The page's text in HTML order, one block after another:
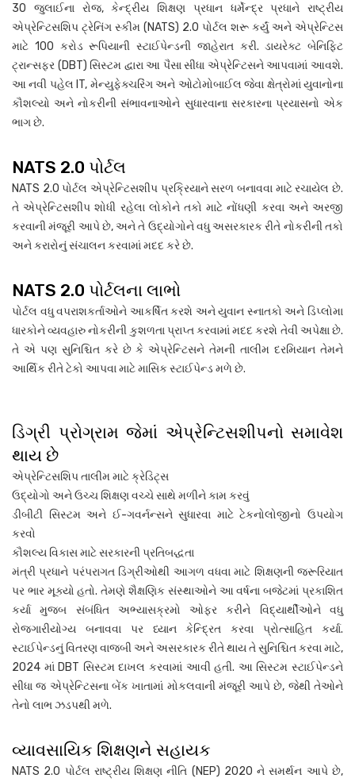
30 જુલાઈના રોજ, કેન્દ્રીય શિક્ષણ પ્રધાન ધર્મેન્દ્ર પ્રધાને રાષ્ટ્રીય
એપ્રેન્ટિસશિપ ટ્રેનિંગ સ્કીમ (NATS) 2.0 પોર્ટલ શરૂ કર્યું અને એપ્રેન્ટિસ
માટે 100 કરોડ રૂપિયાની સ્ટાઈપેન્ડની જાહેરાત કરી. ડાયરેક્ટ બેનિફિટ
ટ્રાન્સફર (DBT) સિસ્ટમ દ્વારા આ પૈસા સીધા એપ્રેન્ટિસને આપવામાં આવશે.
આ નવી પહેલ IT, મેન્યુફેક્ચરિંગ અને ઓટોમોબાઈલ જેવા ક્ષેત્રોમાં યુવાનોના
કૌશલ્યો અને નોકરીની સંભાવનાઓને સુધારવાના સરકારના પ્રયાસનો એક
ભાગ છે.
NATS 2.0 પોર્ટલ
NATS 2.0 પોર્ટલ એપ્રેન્ટિસશીપ પ્રક્રિયાને સરળ બનાવવા માટે રચાયેલ છે.
તે એપ્રેન્ટિસશીપ શોધી રહેલા લોકોને તકો માટે નોંધણી કરવા અને અરજી
કરવાની મંજૂરી આપે છે, અને તે ઉદ્યોગોને વધુ અસરકારક રીતે નોકરીની તકો
અને કરારોનું સંચાલન કરવામાં મદદ કરે છે.
NATS 2.0 પોર્ટલના લાભો
પોર્ટલ વધુ વપરાશકર્તાઓને આકર્ષિત કરશે અને યુવાન સ્નાતકો અને ડિપ્લોમા
ધારકોને વ્યવહારુ નોકરીની કુશળતા પ્રાપ્ત કરવામાં મદદ કરશે તેવી અપેક્ષા છે.
તે એ પણ સુનિશ્ચિત કરે છે કે એપ્રેન્ટિસને તેમની તાલીમ દરમિયાન તેમને
આર્થિક રીતે ટેકો આપવા માટે માસિક સ્ટાઈપેન્ડ મળે છે.
ડિગ્રી પ્રોગ્રામ જેમાં એપ્રેન્ટિસશીપનો સમાવેશ
થાય છે
એપ્રેન્ટિસશિપ તાલીમ માટે ક્રેડિટ્સ
ઉદ્યોગો અને ઉચ્ચ શિક્ષણ વચ્ચે સાથે મળીને કામ કરવું
ડીબીટી સિસ્ટમ અને ઈ-ગવર્નન્સને સુધારવા માટે ટેકનોલોજીનો ઉપયોગ
કરવો
કૌશલ્ય વિકાસ માટે સરકારની પ્રતિબદ્ધતા
મંત્રી પ્રધાને પરંપરાગત ડિગ્રીઓથી આગળ વધવા માટે શિક્ષણની જરૂરિયાત
પર ભાર મૂક્યો હતો. તેમણે શૈક્ષણિક સંસ્થાઓને આ વર્ષના બજેટમાં પ્રકાશિત
કર્યા મુજબ સંબંધિત અભ્યાસક્રમો ઓફર કરીને વિદ્યાર્થીઓને વધુ
રોજગારીયોગ્ય બનાવવા પર ધ્યાન કેન્દ્રિત કરવા પ્રોત્સાહિત કર્યા.
સ્ટાઈપેન્ડનું વિતરણ વાજબી અને અસરકારક રીતે થાય તે સુનિશ્ચિત કરવા માટે,
2024 માં DBT સિસ્ટમ દાખલ કરવામાં આવી હતી. આ સિસ્ટમ સ્ટાઈપેન્ડને
સીધા જ એપ્રેન્ટિસના બેંક ખાતામાં મોકલવાની મંજૂરી આપે છે, જેથી તેઓને
તેનો લાભ ઝડપથી મળે.
વ્યાવસાયિક શિક્ષણને સહાયક
NATS 2.0 પોર્ટલ રાષ્ટ્રીય શિક્ષણ નીતિ (NEP) 2020 ને સમર્થન આપે છે,